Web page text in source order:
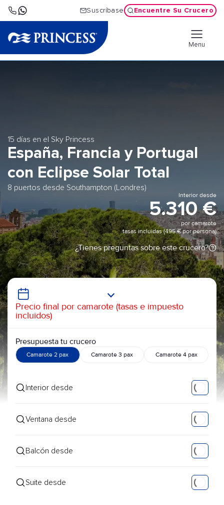
Suscríbase Encuentre Su Crucero
Menu
15 días en el Sky Princess
España, Francia y Portugal
con Eclipse Solar Total
8 puertos desde Southampton (Londres)
Interior desde
5.310 €
por camarote
tasas incluidas (495 € por persona)
¿Tienes preguntas sobre este crucero?
Precio final por camarote (tasas e impuesto
incluidos)
Presupuesta tu crucero
Camarote 2 pax Camarote 3 pax Camarote 4 pax
Interior desde
Ventana desde
Balcón desde
Suite desde